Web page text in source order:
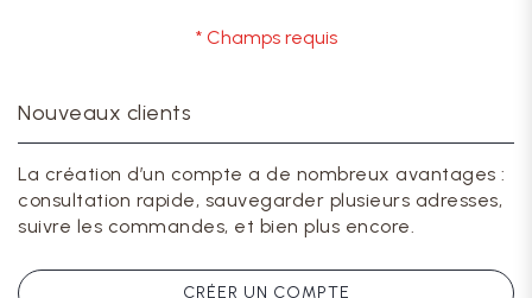
Nouveaux clients
La création d’un compte a de nombreux avantages :
consultation rapide, sauvegarder plusieurs adresses,
suivre les commandes, et bien plus encore.
CRÉER UN COMPTE